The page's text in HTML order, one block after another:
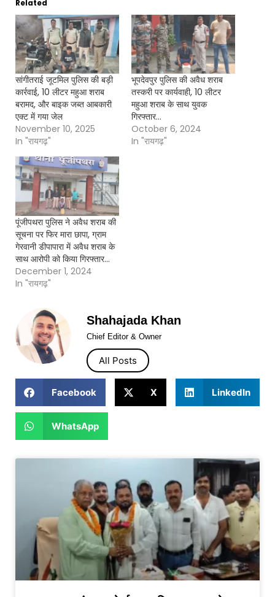
Related
सांगीतराई जूटमिल पुलिस की बड़ी
कार्रवाई, 10 लीटर महुआ शराब
बरामद, और बाइक जब्त आबकारी
एक्ट में गया जेल
November 10, 2025
In "रायगढ़"
भूपदेवपुर पुलिस की अवैध शराब
तस्करी पर कार्यवाही, 10 लीटर
महुआ शराब के साथ युवक
गिरफ्तार…
October 6, 2024
In "रायगढ़"
पूंजीपथरा पुलिस ने अवैध शराब की
सूचना पर फिर मारा छापा, ग्राम
गेरवानी डीपापारा में अवैध शराब के
साथ आरोपी को किया गिरफ्तार…
December 1, 2024
In "रायगढ़"
Shahajada Khan
Chief Editor & Owner
All Posts
Facebook X LinkedIn
WhatsApp